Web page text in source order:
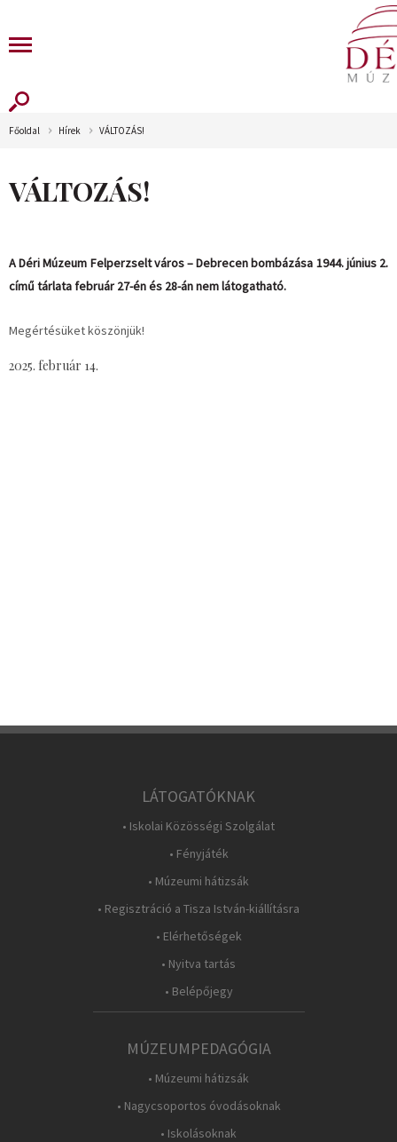
Főoldal Hírek VÁLTOZÁS!
VÁLTOZÁS!
A Déri Múzeum Felperzselt város – Debrecen bombázása 1944. június 2.
című tárlata február 27-én és 28-án nem látogatható.
Megértésüket köszönjük!
2025. február 14.
LÁTOGATÓKNAK
• Iskolai Közösségi Szolgálat
• Fényjáték
• Múzeumi hátizsák
• Regisztráció a Tisza István-kiállításra
• Elérhetőségek
• Nyitva tartás
• Belépőjegy
MÚZEUMPEDAGÓGIA
• Múzeumi hátizsák
• Nagycsoportos óvodásoknak
• Iskolásoknak